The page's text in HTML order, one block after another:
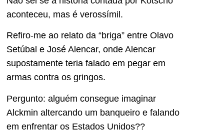
aconteceu, mas é verossímil.
Refiro-me ao relato da “briga” entre Olavo
Setúbal e José Alencar, onde Alencar
supostamente teria falado em pegar em
armas contra os gringos.
Pergunto: alguém consegue imaginar
Alckmin altercando um banqueiro e falando
em enfrentar os Estados Unidos??